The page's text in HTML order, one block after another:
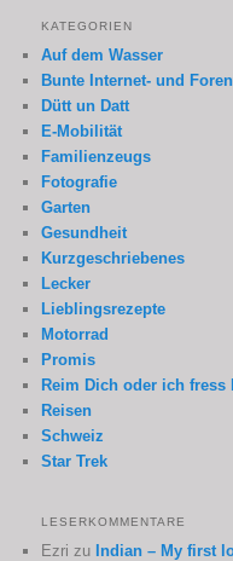
KATEGORIEN
Auf dem Wasser
Bunte Internet- und
Dütt un Datt
E-Mobilität
Familienzeugs
Fotografie
Garten
Gesundheit
Kurzgeschriebenes
Lecker
Lieblingsrezepte
Motorrad
Promis
Reim Dich oder ich fress
Reisen
Schweiz
Star Trek
LESERKOMMENTARE
Ezri zuIndian – My first